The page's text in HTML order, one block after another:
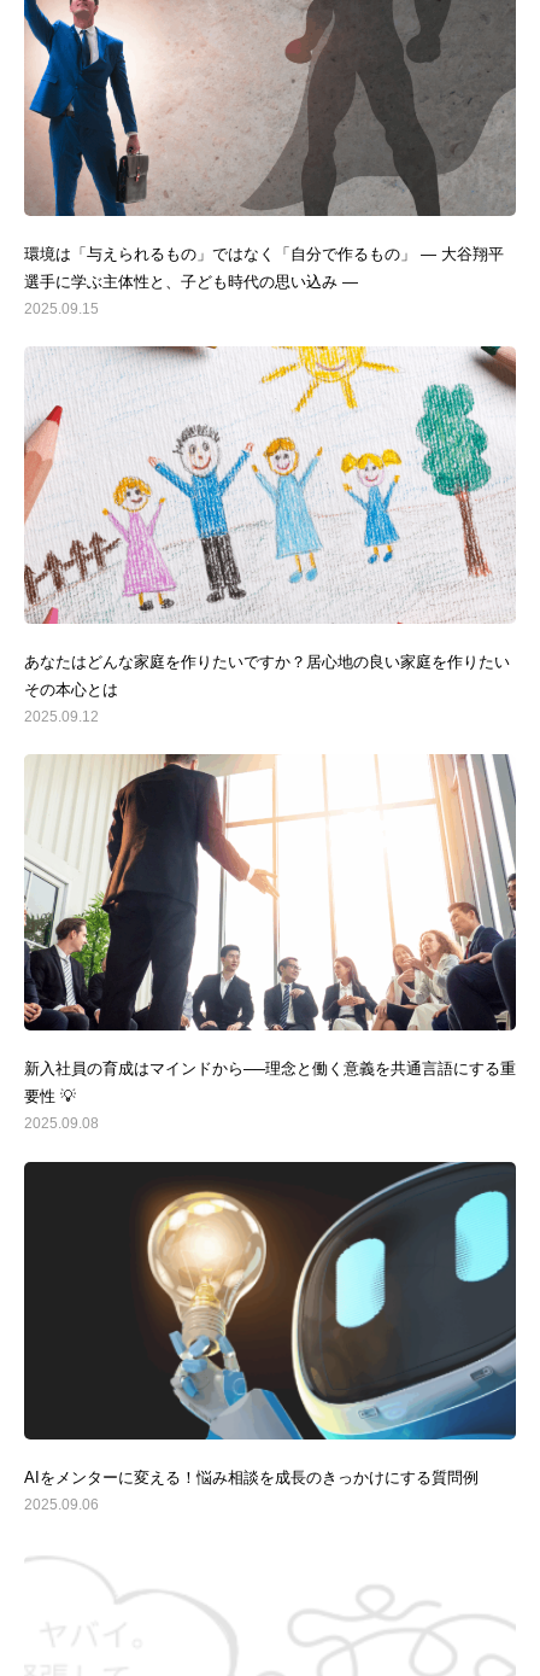
環境は「与えられるもの」ではなく「自分で作るもの」 ― 大谷翔平
選手に学ぶ主体性と、子ども時代の思い込み ―
2025.09.15
あなたはどんな家庭を作りたいですか？居心地の良い家庭を作りたい
その本心とは
2025.09.12
新入社員の育成はマインドから──理念と働く意義を共通言語にする重
要性 💡
2025.09.08
AIをメンターに変える！悩み相談を成長のきっかけにする質問例
2025.09.06
プロフィール
お知らせ
サービス・料金・お客様の声
BLOG
お問合わせ
思考習慣研究所